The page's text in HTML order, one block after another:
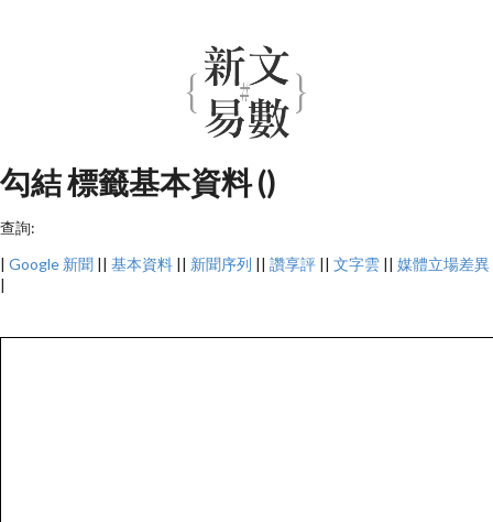
勾結 標籤基本資料 ()
查詢:
| Google 新聞 || 基本資料 || 新聞序列 || 讚享評 || 文字雲 || 媒體立場差異
|